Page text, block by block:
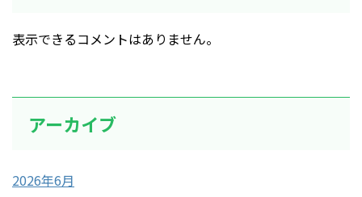
表示できるコメントはありません。
アーカイブ
2026年6月